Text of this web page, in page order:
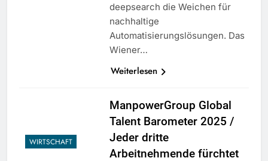
deepsearch die Weichen für
nachhaltige
Automatisierungslösungen. Das
Wiener…
Weiterlesen
WIRTSCHAFT
ManpowerGroup Global
Talent Barometer 2025 /
Jeder dritte
Arbeitnehmende fürchtet